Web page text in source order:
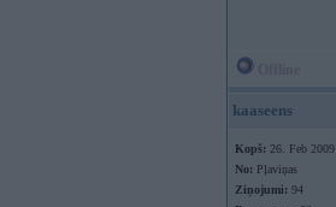
kaaseens
Kopš: 26. Feb 2009
No: Pļaviņas
Ziņojumi: 94